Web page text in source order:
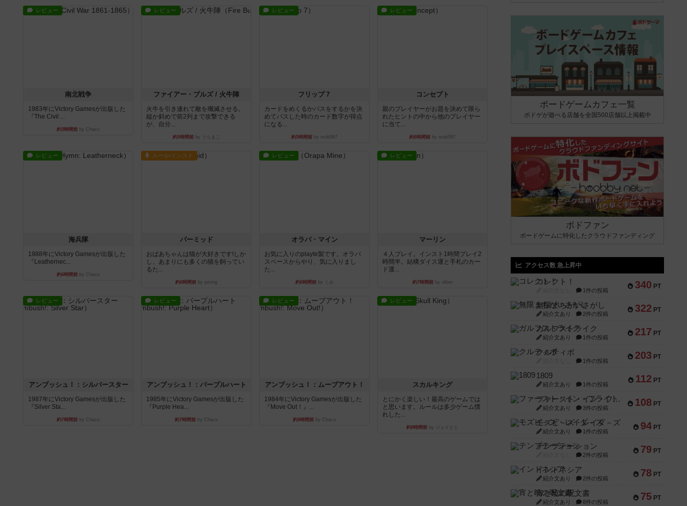
レビュー
南北戦争
1983年にVictory Gamesが出版した
『The Civil ...
約3時間前 by Chaco
レビュー
ファイアー・ブルズ / 火牛陣
火牛を引き連れて敵を殲滅させる。
縦か斜めで前2列まで攻撃できる
が、自分...
約5時間前by うらまこ
レビュー
フリップ７
カードをめくるかパスをするかを決
めてパスした時のカード数字が得点
になる...
約5時間前 by mob567
レビュー
コンセプト
親のプレイヤーがお題を決めて限ら
れたヒントの中から他のプレイヤー
に当て...
約6時間前 by mob567
レビュー
海兵隊
1988年にVictory Gamesが出版した
『Leathernec...
約6時間前 by Chaco
ルール/インスト
パーミッド
おばあちゃんは猫が大好きです!しか
し、あまりにも多くの猫を飼ってい
るた...
約6時間前 by jurong
レビュー
オラパ・マイン
お気に入りのplayte製です。オラパ
スペースからやり、気に入りまし
た...
約6時間前by くみ
レビュー
マーリン
４人プレイ。インスト1時間プレイ2
時間半。結構ダイス運と手札のカー
ド運...
約7時間前by oliber
レビュー
アンブッシュ！：シルバースター
1987年にVictory Gamesが出版した
『Silver Sta...
約7時間前 by Chaco
レビュー
アンブッシュ！：パープルハート
1985年にVictory Gamesが出版した
『Purple Hea...
約7時間前 by Chaco
レビュー
アンブッシュ！：ムーブアウト！
1984年にVictory Gamesが出版した
『Move Out！』...
約8時間前 by Chaco
レビュー
スカルキング
とにかく楽しい！最高のゲームでは
と思います。ルールは多少ゲーム慣
れした...
約8時間前 by ジェイとと
ボードゲームカフェ一覧
ボドゲが遊べる店舗を全国500店舗以上掲載中
ボドファン
ボードゲームに特化したクラウドファンディング
アクセス数 急上昇中
340 PT
コレクト！
1件の投稿
322 PT
無限まちがいさがし
紹介文あり 2件の投稿
217 PT
ガルフストライク
紹介文あり 1件の投稿
203 PT
クルティボ
1件の投稿
112 PT
1809
紹介文あり 1件の投稿
108 PT
ファースト・イン・フライト
紹介文あり 3件の投稿
94 PT
モズビ－ズ・レイダ－ズ
紹介文あり 1件の投稿
79 PT
テンプテーション
2件の投稿
78 PT
インドネシア
紹介文あり 2件の投稿
75 PT
宵と暁の呪文書
紹介文あり 8件の投稿